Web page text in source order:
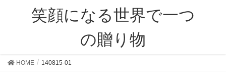
笑顔になる世界で一つ
の贈り物
HOME 140815-01